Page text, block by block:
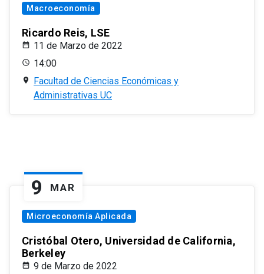
Macroeconomía
Ricardo Reis, LSE
11 de Marzo de 2022
14:00
Facultad de Ciencias Económicas y
Administrativas UC
9 MAR
Microeconomía Aplicada
Cristóbal Otero, Universidad de California,
Berkeley
9 de Marzo de 2022